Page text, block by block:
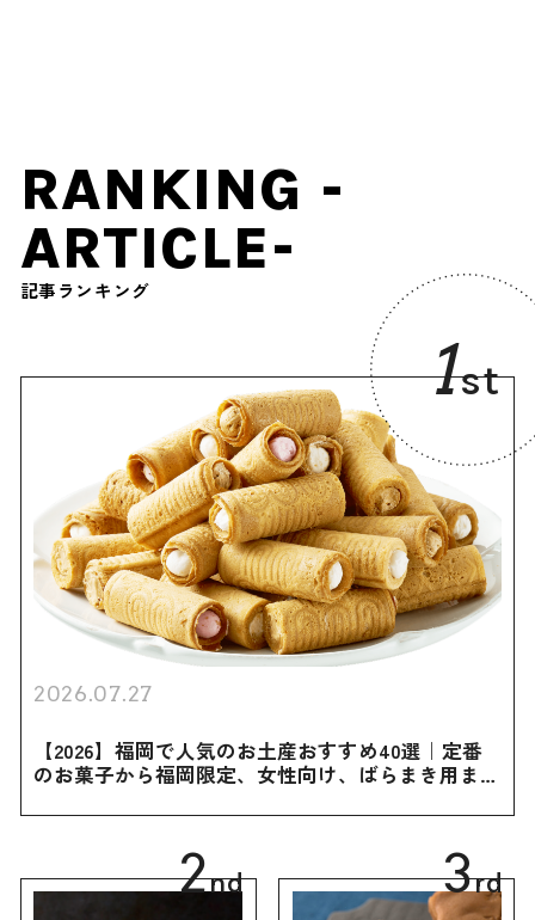
RANKING -
ARTICLE-
記事ランキング
1st
2026.07.27
【2026】福岡で人気のお土産おすすめ40選｜定番
のお菓子から福岡限定、女性向け、ばらまき用まで
2nd 3rd